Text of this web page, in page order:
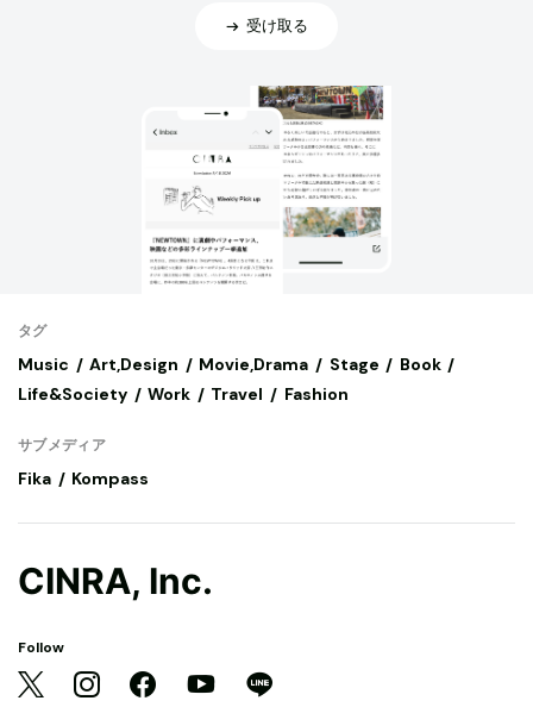
受け取る
タグ
Music Art,Design Movie,Drama Stage
Book
Life&Society
Work Travel Fashion
サブメディア
Fika Kompass
CINRA, Inc.
Follow